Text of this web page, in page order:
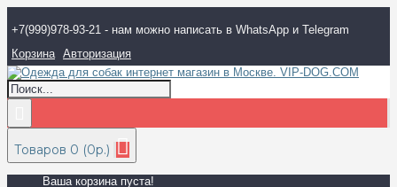
+7(999)978-93-21 - нам можно написать в WhatsApp и Telegram
Корзина Авторизация
Товаров 0 (0р.)
Ваша корзина пуста!